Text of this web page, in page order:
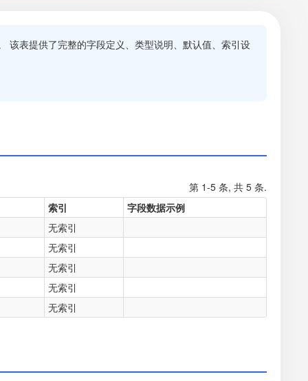
该表提供了完整的字段定义、类型说明、默认值、索引设
第 1-5 条, 共 5 条.
索引
字段数据示例
无索引
无索引
无索引
无索引
无索引